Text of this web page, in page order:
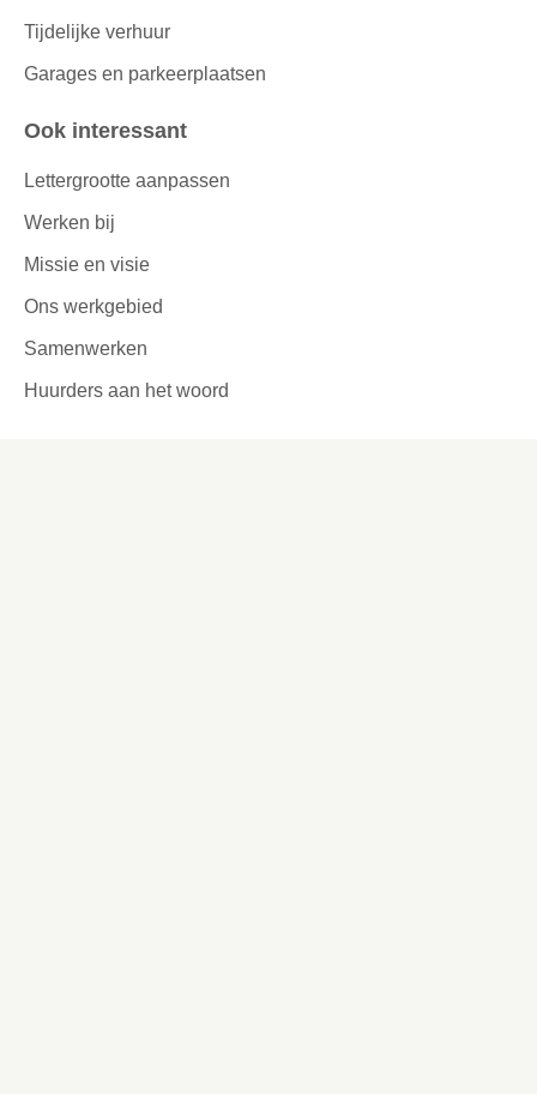
Tijdelijke verhuur
Garages en parkeerplaatsen
Ook interessant
Lettergrootte aanpassen
Werken bij
Missie en visie
Ons werkgebied
Samenwerken
Huurders aan het woord